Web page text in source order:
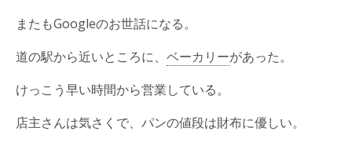
またもGoogleのお世話になる。
道の駅から近いところに、 ベーカリーがあった。
けっこう早い時間から営業している。
店主さんは気さくで、パンの値段は財布に優しい。